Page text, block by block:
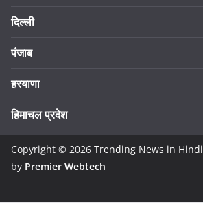
दिल्ली
पंजाब
हरयाणा
हिमाचल प्रदेश
Copyright © 2026 Trending News in Hindi
by Premier Webtech